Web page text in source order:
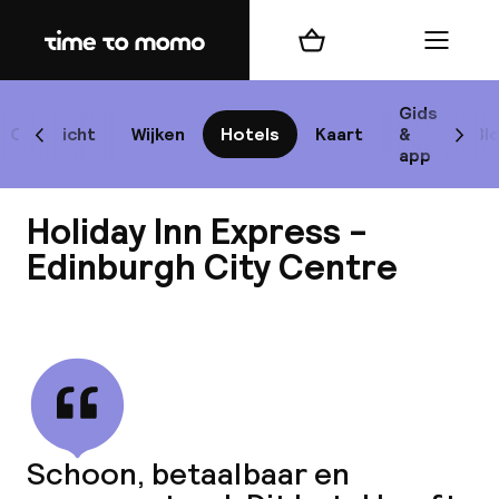
Home
Overzicht Wijken Hotels Kaart
Gids
&
app
Scroll naar links
Winkelmand Menu
Holiday Inn Express -
Edinburgh City Centre
Schoon, betaalbaar en